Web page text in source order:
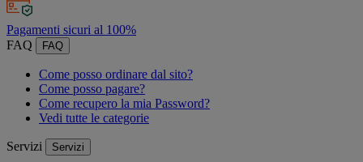
Pagamenti sicuri al 100%
FAQ
FAQ
Come posso ordinare dal sito?
Come posso pagare?
Come recupero la mia Password?
Vedi tutte le categorie
Servizi Servizi